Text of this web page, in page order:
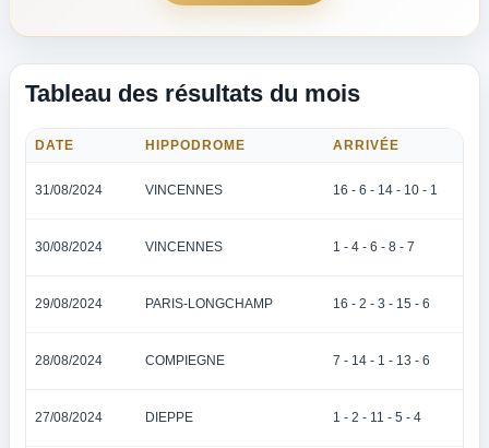
Tableau des résultats du mois
DATE HIPPODROME ARRIVÉE
31/08/2024 VINCENNES 16 - 6 - 14 - 10 - 1
30/08/2024 VINCENNES 1 - 4 - 6 - 8 - 7
29/08/2024 PARIS-LONGCHAMP 16 - 2 - 3 - 15 - 6
28/08/2024 COMPIEGNE 7 - 14 - 1 - 13 - 6
27/08/2024 DIEPPE 1 - 2 - 11 - 5 - 4